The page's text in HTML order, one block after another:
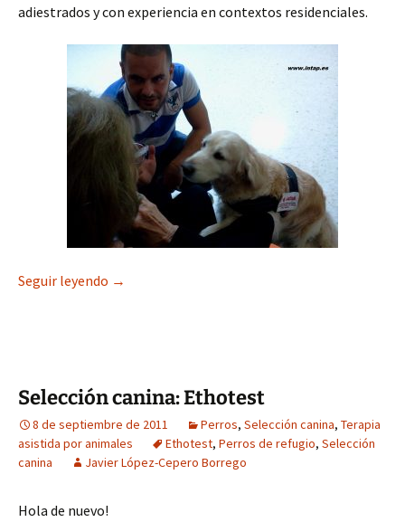
adiestrados y con experiencia en contextos residenciales.
Seguir leyendo Carlos y Roy (1ª parte)
→
Selección canina: Ethotest
8 de septiembre de 2011 Perros, Selección canina, Terapia
asistida por animales
Ethotest, Perros de refugio, Selección
canina
Javier López-Cepero Borrego
Hola de nuevo!